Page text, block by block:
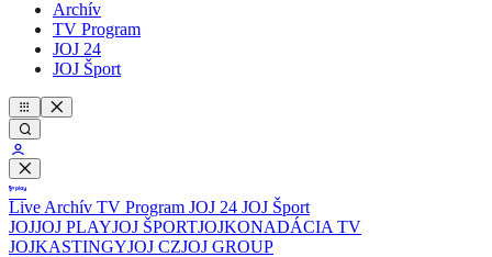
Archív
TV Program
JOJ 24
JOJ Šport
Live Archív TV Program JOJ 24 JOJ Šport
JOJJOJ PLAYJOJ ŠPORTJOJKONADÁCIA TV
JOJKASTINGYJOJ CZJOJ GROUP